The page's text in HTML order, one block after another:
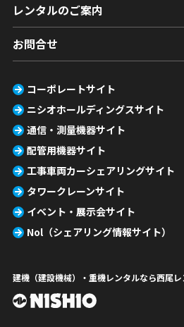
レンタルのご案内
お問合せ
コーポレートサイト
ニシオホールディングスサイト
通信・測量機器サイト
配管用機器サイト
工事車両カーシェアリングサイト
タワークレーンサイト
イベント・展示会サイト
Nol（シェアリング情報サイト）
建機（建設機械）・重機レンタルなら西尾